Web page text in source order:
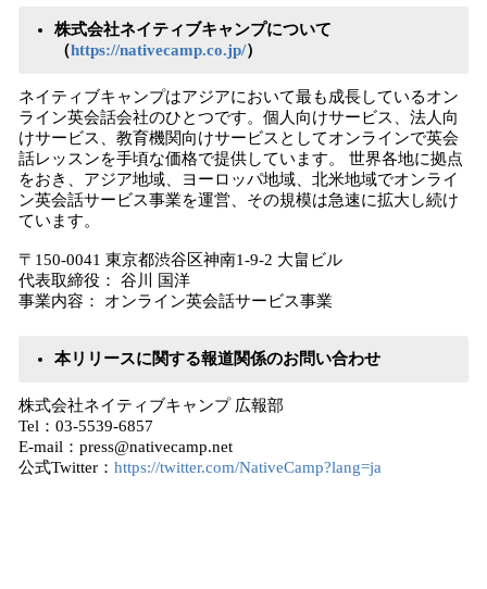
株式会社ネイティブキャンプについて
（https://nativecamp.co.jp/）
ネイティブキャンプはアジアにおいて最も成長しているオン
ライン英会話会社のひとつです。個人向けサービス、法人向
けサービス、教育機関向けサービスとしてオンラインで英会
話レッスンを手頃な価格で提供しています。 世界各地に拠点
をおき、アジア地域、ヨーロッパ地域、北米地域でオンライ
ン英会話サービス事業を運営、その規模は急速に拡大し続け
ています。
〒150-0041 東京都渋谷区神南1-9-2 大畠ビル
代表取締役： 谷川 国洋
事業内容： オンライン英会話サービス事業
本リリースに関する報道関係のお問い合わせ
株式会社ネイティブキャンプ 広報部
Tel：03-5539-6857
E-mail：press@nativecamp.net
公式Twitter： https://twitter.com/NativeCamp?lang=ja